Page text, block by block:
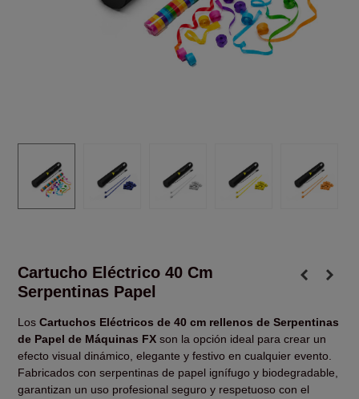
Cartucho Eléctrico 40 Cm
Serpentinas Papel
Los Cartuchos Eléctricos de 40 cm rellenos de Serpentinas
de Papel de Máquinas FXson la opción ideal para crear un
efecto visual dinámico, elegante y festivo en cualquier evento.
Fabricados con serpentinas de papel ignífugo y biodegradable,
garantizan un uso profesional seguro y respetuoso con el